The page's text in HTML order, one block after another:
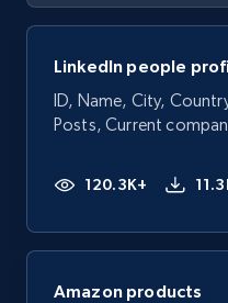
LinkedIn people
ID, Name, City,
Posts, Current
120.3K+
Amazon products